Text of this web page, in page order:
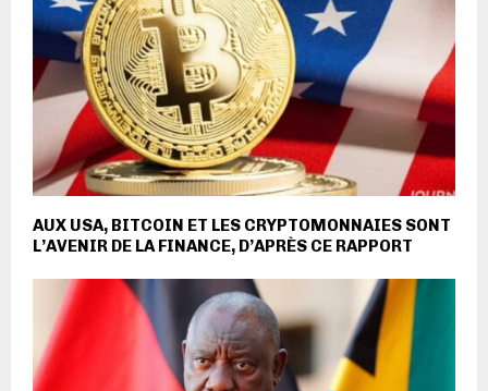
AUX USA, BITCOIN ET LES CRYPTOMONNAIES SONT
L’AVENIR DE LA FINANCE, D’APRÈS CE RAPPORT